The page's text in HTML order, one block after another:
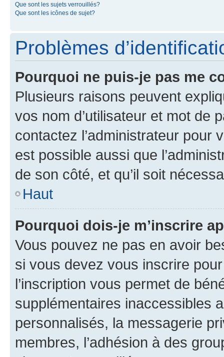
Que sont les sujets verrouillés?
Que sont les icônes de sujet?
Problèmes
Pourquoi ne puis-je pas me
Plusieurs raisons peuvent
vos nom d’utilisateur et mot de
contactez l’administrateur pour
est possible aussi que
de son côté, et qu’il soit
Haut
Pourquoi dois-je m’inscrire
Vous pouvez ne pas en avoir
si vous devez vous inscrire
l’inscription vous permet de
supplémentaires inaccessibles
personnalisés, la messagerie
membres, l’adhésion à des